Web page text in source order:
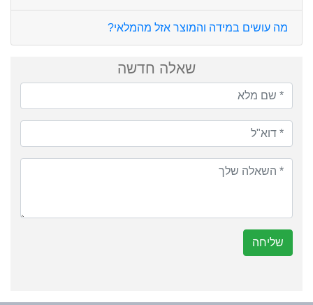
מה עושים במידה והמוצר אזל מהמלאי?
שאלה חדשה
שליחה